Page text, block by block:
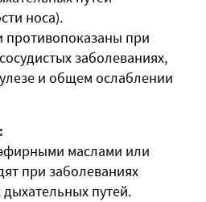
носа).
противопоказаны при
заболеваниях,
и общем ослаблении
маслами или
при заболеваниях
путей.